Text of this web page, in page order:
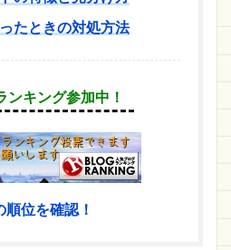
たときの対処方法
ンキング参加中！
順位を確認！